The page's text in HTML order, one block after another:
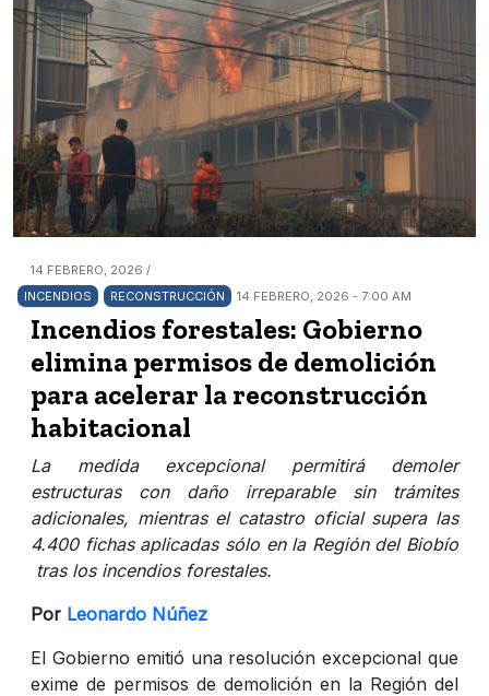
14 FEBRERO, 2026 /
INCENDIOS
RECONSTRUCCIÓN 14 FEBRERO, 2026 - 7:00 AM
Incendios forestales: Gobierno
elimina permisos de demolición
para acelerar la reconstrucción
habitacional
La medida excepcional permitirá demoler
estructuras con daño irreparable sin trámites
adicionales, mientras el catastro oficial supera las
4.400 fichas aplicadas sólo en la Región del Biobío
tras los incendios forestales.
Por Leonardo Núñez
El Gobierno emitió una resolución excepcional que
exime de permisos de demolición en la Región del